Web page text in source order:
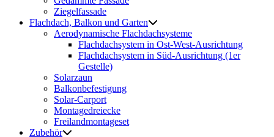
Ziegelfassade
Flachdach, Balkon und Garten
Aerodynamische Flachdachsysteme
Flachdachsystem in Ost-West-Ausrichtung
Flachdachsystem in Süd-Ausrichtung (1er
Gestelle)
Solarzaun
Balkonbefestigung
Solar-Carport
Montagedreiecke
Freilandmontageset
Zubehör